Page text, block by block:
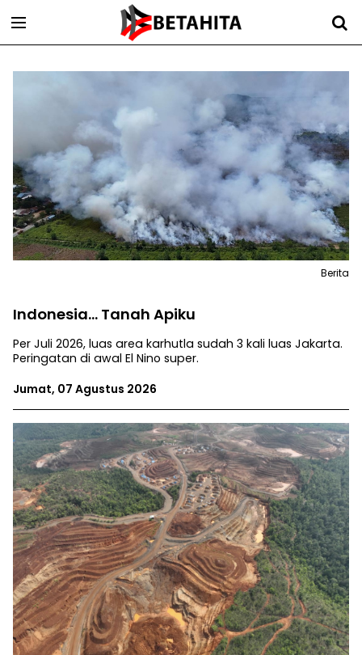
Indonesia... Tanah Apiku
Per Juli 2026, luas area karhutla sudah 3 kali luas Jakarta.
Peringatan di awal El Nino super.
Jumat, 07 Agustus 2026
Berita